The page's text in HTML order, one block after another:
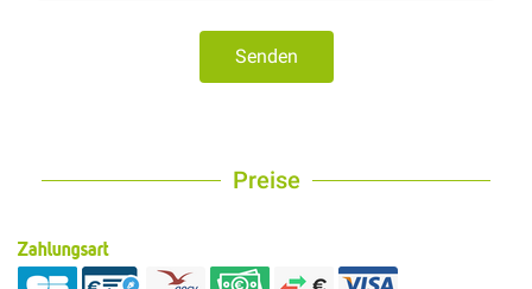
Senden
Preise
Zahlungsart